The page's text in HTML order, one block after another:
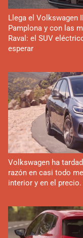
Llega el Volkswagen
Pamplona y con las
Raval: el SUV
esperar
Volkswagen ha
razón en casi todo
interior y en el